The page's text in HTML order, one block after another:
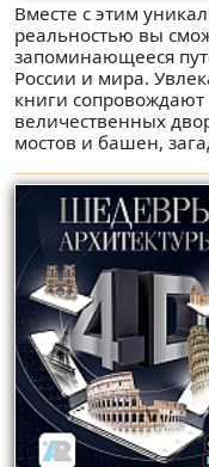
Вместе с этим
реальностью вы
запоминающееся
России и мира.
книги
величественных
мостов и башен,